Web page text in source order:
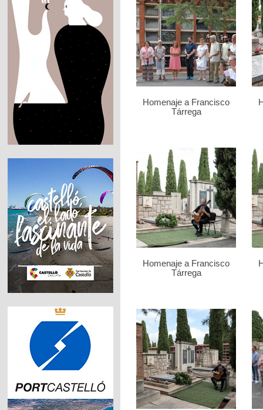
Homenaje a Francisco
Tárrega
Homenaje a Francisco
Tárrega